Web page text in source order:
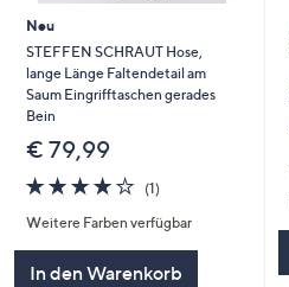
Neu
STEFFEN SCHRAUT Hose,
lange Länge Faltendetail am
Saum Eingrifftaschen gerades
Bein
€ 79,99
4.0
von
5
(1)1
Weitere Farben verfügbar
In den Warenkorb